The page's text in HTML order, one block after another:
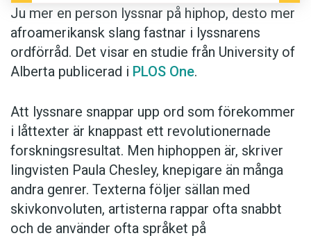
Ju mer en person lyssnar på hiphop, desto mer
afroamerikansk slang fastnar i lyssnarens
ordförråd. Det visar en studie från University of
Alberta publicerad i PLOS One.
Att lyssnare snappar upp ord som förekommer
i låttexter är knappast ett revolutionernade
forskningsresultat. Men hiphoppen är, skriver
lingvisten Paula Chesley, knepigare än många
andra genrer. Texterna följer sällan med
skivkonvoluten, artisterna rappar ofta snabbt
och de använder ofta språket på